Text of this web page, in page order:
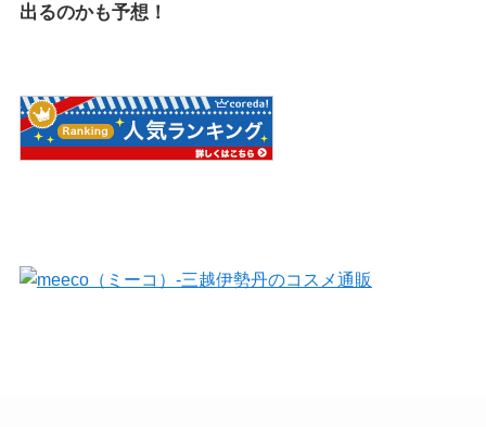
出るのかも予想！